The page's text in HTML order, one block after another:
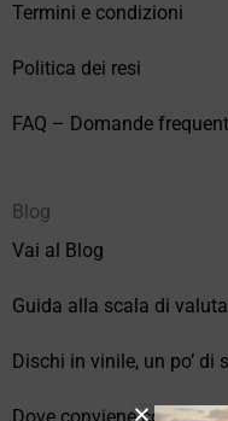
Termini e condizioni
Politica dei resi
FAQ – Domande
Blog
Vai al Blog
Guida alla scala di
Dischi in vinile, un po’ di